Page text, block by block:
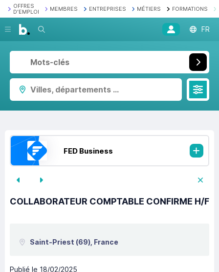
OFFRES
D'EMPLOI
MEMBRES ENTREPRISES MÉTIERS FORMATIONS
Recherche FR
Villes, départements ...
FED Business
COLLABORATEUR COMPTABLE CONFIRME H/F
Saint-Priest (69), France
Publié le 18/02/2025